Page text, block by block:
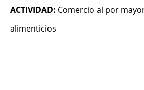
ACTIVIDAD: Comercio al por
alimenticios